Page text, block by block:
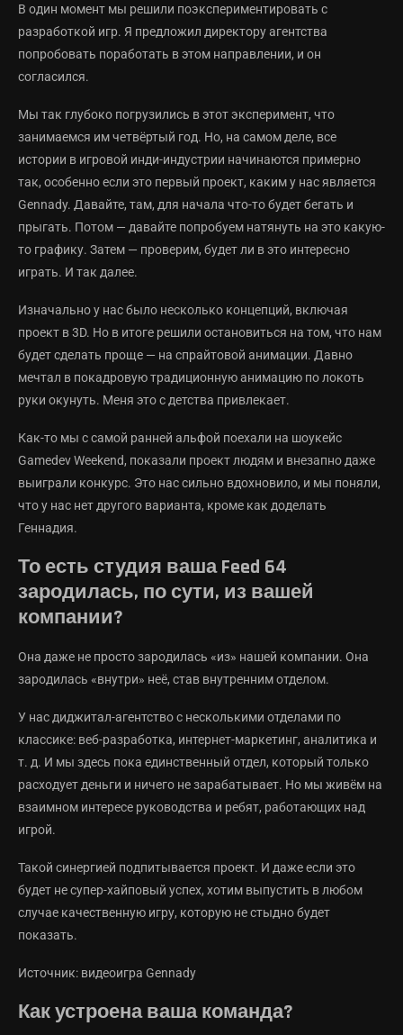
В один момент мы решили поэкспериментировать с
разработкой игр. Я предложил директору агентства
попробовать поработать в этом направлении, и он
согласился.
Мы так глубоко погрузились в этот эксперимент, что
занимаемся им четвёртый год. Но, на самом деле, все
истории в игровой инди-индустрии начинаются примерно
так, особенно если это первый проект, каким у нас является
Gennady. Давайте, там, для начала что-то будет бегать и
прыгать. Потом — давайте попробуем натянуть на это какую-
то графику. Затем — проверим, будет ли в это интересно
играть. И так далее.
Изначально у нас было несколько концепций, включая
проект в 3D. Но в итоге решили остановиться на том, что нам
будет сделать проще — на спрайтовой анимации. Давно
мечтал в покадровую традиционную анимацию по локоть
руки окунуть. Меня это с детства привлекает.
Как-то мы с самой ранней альфой поехали на шоукейс
Gamedev Weekend, показали проект людям и внезапно даже
выиграли конкурс. Это нас сильно вдохновило, и мы поняли,
что у нас нет другого варианта, кроме как доделать
Геннадия.
То есть студия ваша Feed 64
зародилась, по сути, из вашей
компании?
Она даже не просто зародилась «из» нашей компании. Она
зародилась «внутри» неё, став внутренним отделом.
У нас диджитал-агентство с несколькими отделами по
классике: веб-разработка, интернет-маркетинг, аналитика и
т. д. И мы здесь пока единственный отдел, который только
расходует деньги и ничего не зарабатывает. Но мы живём на
взаимном интересе руководства и ребят, работающих над
игрой.
Такой синергией подпитывается проект. И даже если это
будет не супер-хайповый успех, хотим выпустить в любом
случае качественную игру, которую не стыдно будет
показать.
Источник: видеоигра Gennady
Как устроена ваша команда?